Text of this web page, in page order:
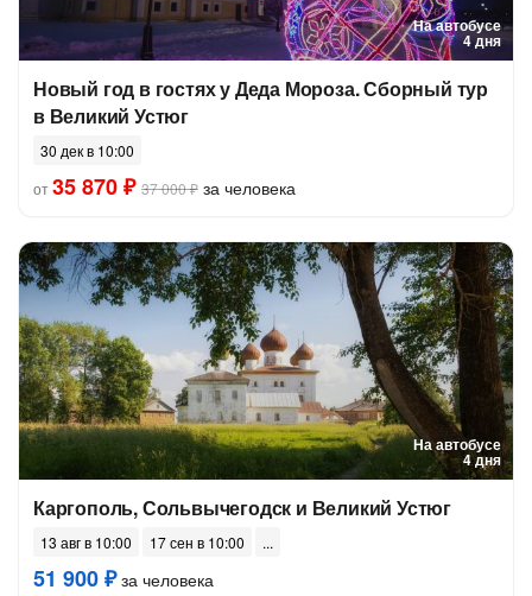
На автобусе
4 дня
Новый год в гостях у Деда Мороза. Сборный тур
в Великий Устюг
30 дек в 10:00
от35 870 ₽ 37 000 ₽ за человека
На автобусе
4 дня
Каргополь, Сольвычегодск и Великий Устюг
13 авг в 10:00 17 сен в 10:00
51 900 ₽за человека